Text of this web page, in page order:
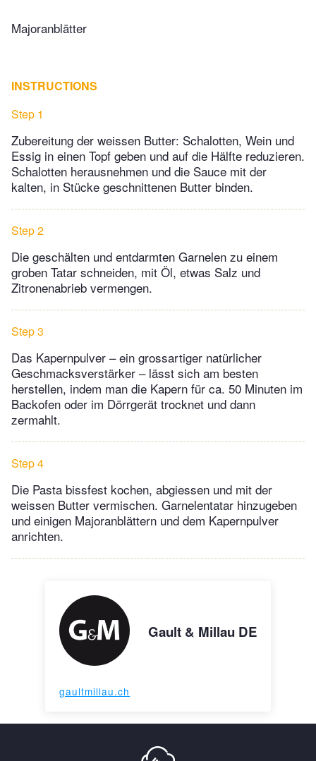
Majoranblätter
INSTRUCTIONS
Step 1
Zubereitung der weissen Butter: Schalotten, Wein und
Essig in einen Topf geben und auf die Hälfte reduzieren.
Schalotten herausnehmen und die Sauce mit der
kalten, in Stücke geschnittenen Butter binden.
Step 2
Die geschälten und entdarmten Garnelen zu einem
groben Tatar schneiden, mit Öl, etwas Salz und
Zitronenabrieb vermengen.
Step 3
Das Kapernpulver – ein grossartiger natürlicher
Geschmacksverstärker – lässt sich am besten
herstellen, indem man die Kapern für ca. 50 Minuten im
Backofen oder im Dörrgerät trocknet und dann
zermahlt.
Step 4
Die Pasta bissfest kochen, abgiessen und mit der
weissen Butter vermischen. Garnelentatar hinzugeben
und einigen Majoranblättern und dem Kapernpulver
anrichten.
Gault & Millau DE
gaultmillau.ch